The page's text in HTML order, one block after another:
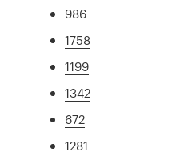
986
1758
1199
1342
672
1281